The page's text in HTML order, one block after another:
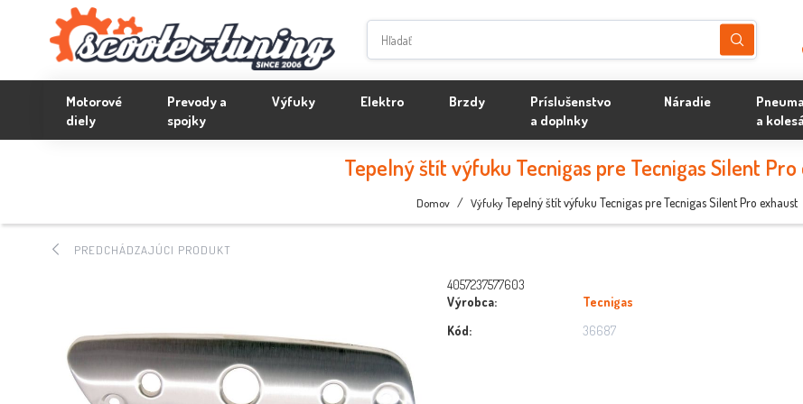
Motorové
diely
Prevody a
spojky
Výfuky Elektro Brzdy
Príslušenstvo
a doplnky
Náradie
a kolesá
Tepelný štít výfuku Tecnigas pre Tecnigas Silent Pro
Domov / VýfukyTepelný štít výfuku Tecnigas pre Tecnigas Silent Pro exhaust
PREDCHÁDZAJÚCI PRODUKT
4057237577603
Výrobca:
Tecnigas
Kód:
36687